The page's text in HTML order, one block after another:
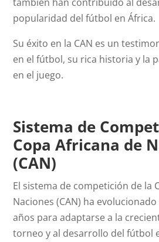
popularidad del fútbol en África.
Su éxito en la CAN es un
en el fútbol, su rica historia y la
en el juego.
Sistema de
Copa Africana de
(CAN)
El sistema de competición de la
Naciones (CAN) ha
años para adaptarse a la
torneo y al desarrollo del fútbol